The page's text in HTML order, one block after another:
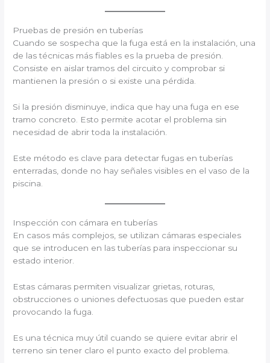
Pruebas de presión en tuberías
Cuando se sospecha que la fuga está en la instalación, una
de las técnicas más fiables es la prueba de presión.
Consiste en aislar tramos del circuito y comprobar si
mantienen la presión o si existe una pérdida.
Si la presión disminuye, indica que hay una fuga en ese
tramo concreto. Esto permite acotar el problema sin
necesidad de abrir toda la instalación.
Este método es clave para detectar fugas en tuberías
enterradas, donde no hay señales visibles en el vaso de la
piscina.
Inspección con cámara en tuberías
En casos más complejos, se utilizan cámaras especiales
que se introducen en las tuberías para inspeccionar su
estado interior.
Estas cámaras permiten visualizar grietas, roturas,
obstrucciones o uniones defectuosas que pueden estar
provocando la fuga.
Es una técnica muy útil cuando se quiere evitar abrir el
terreno sin tener claro el punto exacto del problema.